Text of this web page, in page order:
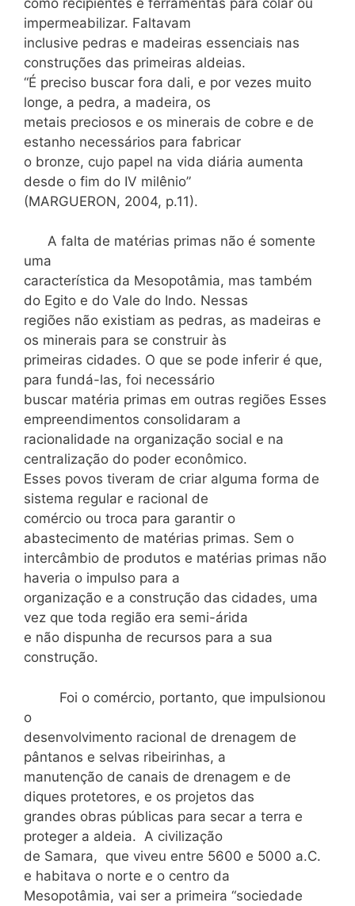
impermeabilizar. Faltavam
inclusive pedras e madeiras essenciais nas
construções das primeiras aldeias.
“É preciso buscar fora dali, e por vezes muito
longe, a pedra, a madeira, os
metais preciosos e os minerais de cobre e de
estanho necessários para fabricar
o bronze, cujo papel na vida diária aumenta
desde o fim do IV milênio”
(MARGUERON, 2004, p.11).
A falta de matérias primas não é somente
uma
característica da Mesopotâmia, mas também
do Egito e do Vale do Indo. Nessas
regiões não existiam as pedras, as madeiras e
os minerais para se construir às
primeiras cidades. O que se pode inferir é que,
para fundá-las, foi necessário
buscar matéria primas em outras regiões Esses
empreendimentos consolidaram a
racionalidade na organização social e na
centralização do poder econômico.
Esses povos tiveram de criar alguma forma de
sistema regular e racional de
comércio ou troca para garantir o
abastecimento de matérias primas. Sem o
intercâmbio de produtos e matérias primas não
haveria o impulso para a
organização e a construção das cidades, uma
vez que toda região era semi-árida
e não dispunha de recursos para a sua
construção.
Foi o comércio, portanto, que impulsionou
o
desenvolvimento racional de drenagem de
pântanos e selvas ribeirinhas, a
manutenção de canais de drenagem e de
diques protetores, e os projetos das
grandes obras públicas para secar a terra e
proteger a aldeia. A civilização
de Samara, que viveu entre 5600 e 5000 a.C.
e habitava o norte e o centro da
Mesopotâmia, vai ser a primeira “sociedade